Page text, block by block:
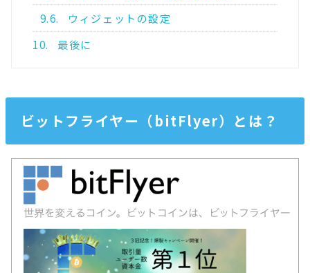
9.6.
ウィジェットの設定
10.
最後に
ビットフライヤー（bitFlyer）とは？